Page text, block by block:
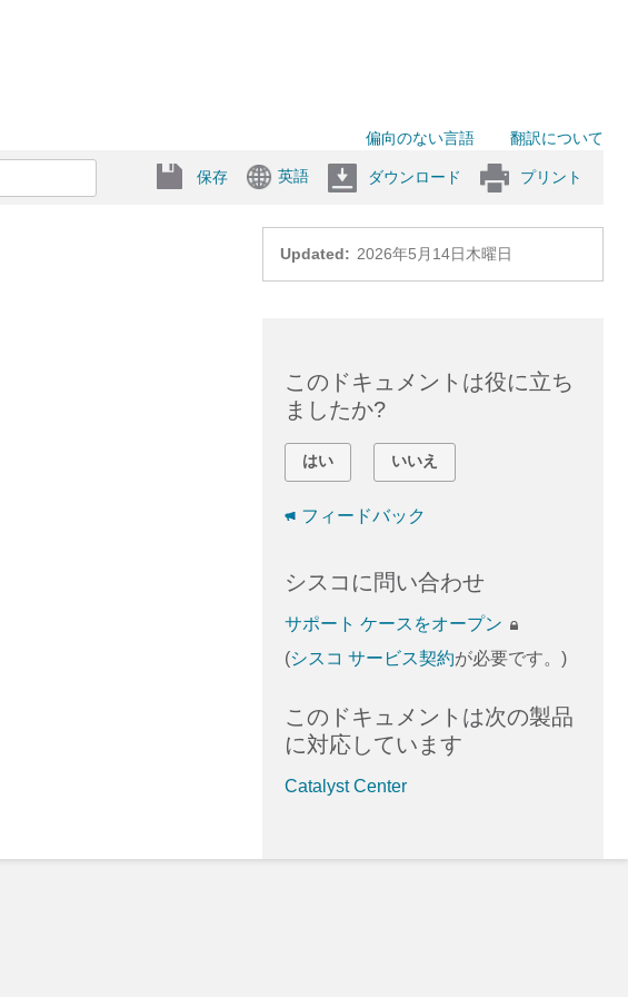
偏向のない言語 翻訳について
保存 英語 ダウンロード プリント
Updated: 2026年5月14日木曜日
このドキュメントは役に立ち
ましたか?
はい いいえ
フィードバック
シスコに問い合わせ
サポート ケースをオープン
(シスコ サービス契約が必要です。)
このドキュメントは次の製品
に対応しています
Catalyst Center